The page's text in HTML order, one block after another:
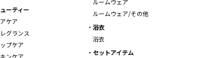
ルームウェア
ルームウェア/その他
ーティー
ケア
グランス
プケア
ンケア
浴衣
浴衣
セットアイテム